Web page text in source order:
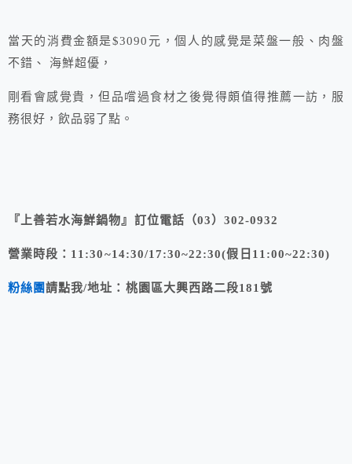
當天的消費金額是$3090元，個人的感覺是菜盤一般、肉盤
不錯、 海鮮超優，
剛看會感覺貴，但品嚐過食材之後覺得頗值得推薦一訪，服
務很好，飲品弱了點。
『上善若水海鮮鍋物』訂位電話（03）302-0932
營業時段：11:30~14:30/17:30~22:30(假日11:00~22:30)
粉絲團請點我/地址：桃園區大興西路二段181號